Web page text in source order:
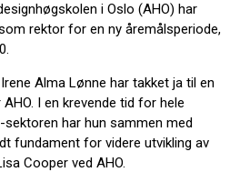
i Oslo (AHO) har
rektor for en ny åremålsperiode,
Alma Lønne har takket ja til en
I en krevende tid for hele
har hun sammen med
fundament for videre utvikling av
Cooper ved AHO.